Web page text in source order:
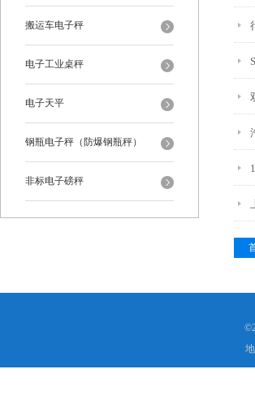
搬运车电子秤
电子工业桌秤
电子天平
钢瓶电子秤（防爆钢瓶秤）
非标电子磅秤